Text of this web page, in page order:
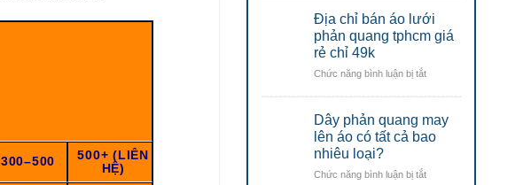
300–500
500+ (LIÊN
HỆ)
hộ
lao
động
Nẵng
lao
động
mua
áo
lưới
quang
uy
tín
Địa chỉ bán áo lưới
phản quang tphcm giá
rẻ chỉ 49k
Chức năng bình luận bị tắtở
bán
áo
quang
Dây phản quang may
lên áo có tất cả bao
nhiêu loại?
Chức năng bình luận bị tắtở